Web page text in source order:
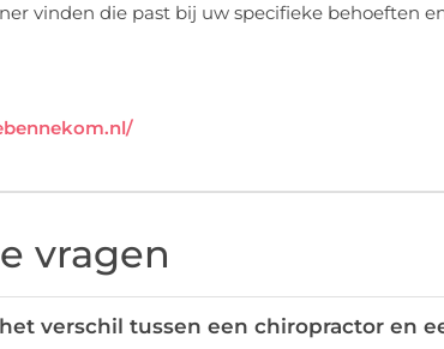
vinden die past bij uw specifieke behoeften
vragen
verschil tussen een chiropractor en